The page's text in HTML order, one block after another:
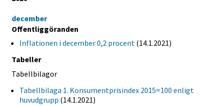
december
Offentliggöranden
Inflationen i december 0,2 procent (14.1.2021)
Tabeller
Tabellbilagor
Tabellbilaga 1. Konsumentprisindex 2015=100 enligt
huvudgrupp (14.1.2021)